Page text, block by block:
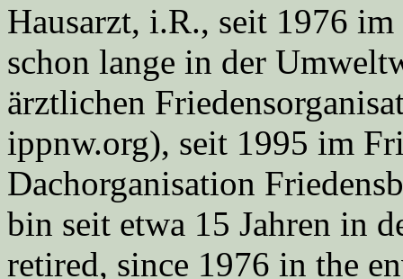
Hausarzt, i.R., seit 1976
schon lange in der
ärztlichen
ippnw.org), seit 1995 im
Dachorganisation
bin seit etwa 15 Jahren in
retired, since 1976 in the